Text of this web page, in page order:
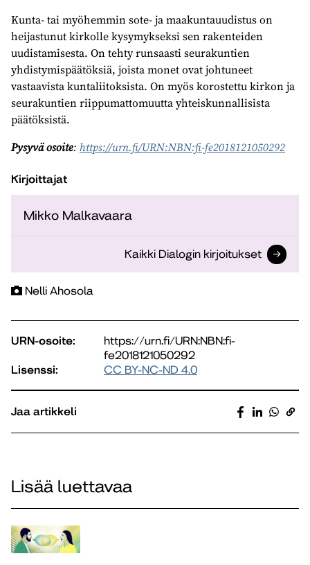
Kunta- tai myöhemmin sote- ja maakuntauudistus on
heijastunut kirkolle kysymykseksi sen rakenteiden
uudistamisesta. On tehty runsaasti seurakuntien
yhdistymispäätöksiä, joista monet ovat johtuneet
vastaavista kuntaliitoksista. On myös korostettu kirkon ja
seurakuntien riippumattomuutta yhteiskunnallisista
päätöksistä.
Pysyvä osoite: https://urn.fi/URN:NBN:fi-fe2018121050292
Kirjoittajat
Mikko Malkavaara
Kaikki Dialogin kirjoitukset
Nelli Ahosola
URN-osoite:
https://urn.fi/URN:NBN:fi-
fe2018121050292
Lisenssi:
CC BY-NC-ND 4.0
Jaa artikkeli
Lisää luettavaa